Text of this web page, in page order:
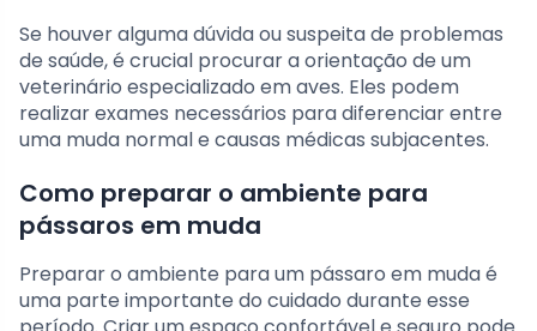
Se houver alguma dúvida ou suspeita de problemas
de saúde, é crucial procurar a orientação de um
veterinário especializado em aves. Eles podem
realizar exames necessários para diferenciar entre
uma muda normal e causas médicas subjacentes.
Como preparar o ambiente para
pássaros em muda
Preparar o ambiente para um pássaro em muda é
uma parte importante do cuidado durante esse